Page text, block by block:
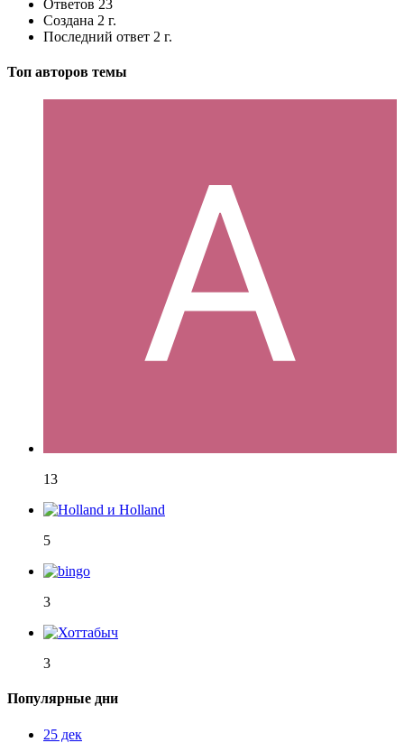
Ответов 23
Создана 2 г.
Последний ответ 2 г.
Топ авторов темы
13
5
3
3
Популярные дни
25 дек